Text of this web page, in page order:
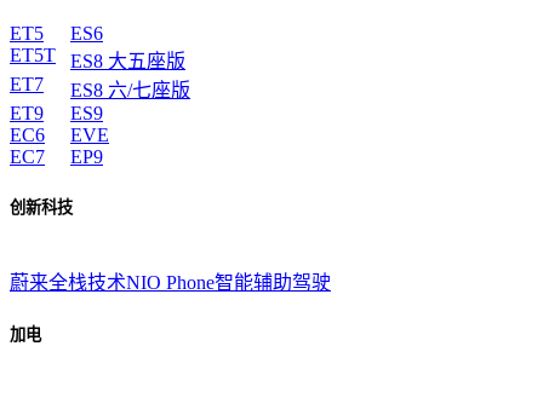
ET5
ET5T
ET7
ET9
EC6
EC7
ES6
ES8 大五座版
ES8 六/七座版
ES9
EVE
EP9
创新科技
蔚来全栈技术NIO Phone智能辅助驾驶
加电